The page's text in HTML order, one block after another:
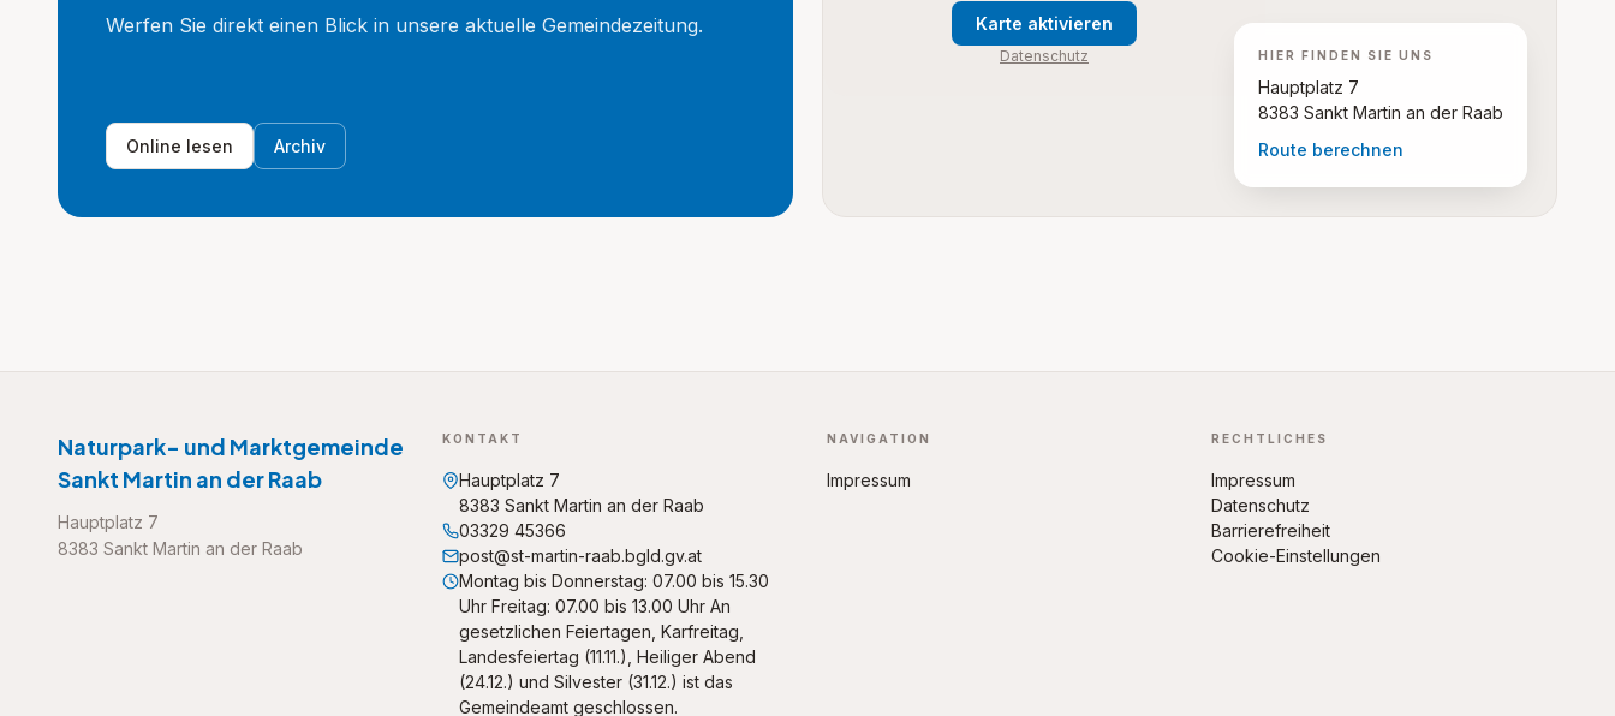
Werfen Sie direkt einen Blick in unsere aktuelle Gemeindezeitung.
Online lesen Archiv
HIER FINDEN SIE UNS
Hauptplatz 7
8383 Sankt Martin an der Raab
Route berechnen
Karte aktivieren
Datenschutz
Naturpark- und Marktgemeinde
Sankt Martin an der Raab
Hauptplatz 7
8383 Sankt Martin an der Raab
KONTAKT
Hauptplatz 7
8383 Sankt Martin an der Raab
03329 45366
post@st-martin-raab.bgld.gv.at
Montag bis Donnerstag: 07.00 bis 15.30
Uhr Freitag: 07.00 bis 13.00 Uhr An
gesetzlichen Feiertagen, Karfreitag,
Landesfeiertag (11.11.), Heiliger Abend
(24.12.) und Silvester (31.12.) ist das
Gemeindeamt geschlossen.
NAVIGATION
Impressum
RECHTLICHES
Impressum
Datenschutz
Barrierefreiheit
Cookie-Einstellungen